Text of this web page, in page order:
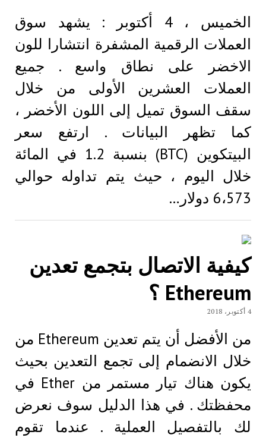
الخميس ، 4 أكتوبر : يشهد سوق
العملات الرقمية المشفرة انتشارا للون
الاخضر علی نطاق واسع . جميع
العملات العشرين الأولى من خلال
سقف السوق تميل إلى اللون الأخضر ،
كما تظهر البيانات . ارتفع سعر
البيتكوين (BTC) بنسبة 1.2 في المائة
خلال اليوم ، حيث يتم تداوله حوالي
6،573 دولار…
كيفية الاتصال بتجمع تعدين
Ethereum ؟
4 أكتوبر، 2018
من الأفضل أن يتم تعدين Ethereum من
خلال الانضمام إلى تجمع التعدين بحيث
يكون هناك تيار مستمر من Ether في
محفظتك . في هذا الدليل سوف نعرض
لك بالتفصيل العملية . عندما تقوم